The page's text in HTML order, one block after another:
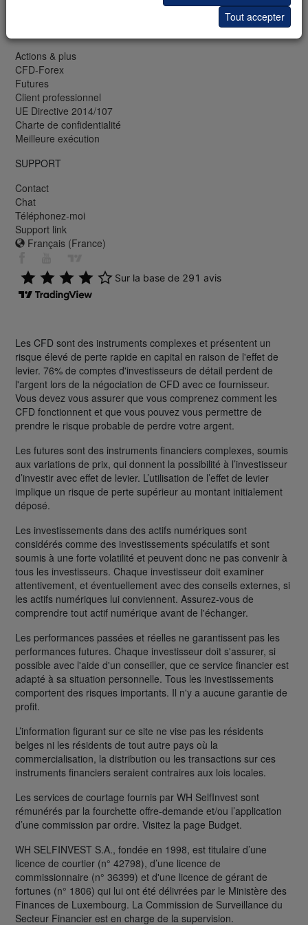
Tout accepter
Actions & plus
CFD-Forex
Futures
Client professionnel
UE Directive 2014/107
Charte de confidentialité
Meilleure exécution
SUPPORT
Contact
Chat
Téléphonez-moi
Support link
Français (France)
Les CFD sont des instruments complexes et présentent un
risque élevé de perte rapide en capital en raison de l'effet de
levier. 76% de comptes d'investisseurs de détail perdent de
l'argent lors de la négociation de CFD avec ce fournisseur.
Vous devez vous assurer que vous comprenez comment les
CFD fonctionnent et que vous pouvez vous permettre de
prendre le risque probable de perdre votre argent.
Les futures sont des instruments financiers complexes, soumis
aux variations de prix, qui donnent la possibilité à l’investisseur
d’investir avec effet de levier. L’utilisation de l’effet de levier
implique un risque de perte supérieur au montant initialement
déposé.
Les investissements dans des actifs numériques sont
considérés comme des investissements spéculatifs et sont
soumis à une forte volatilité et peuvent donc ne pas convenir à
tous les investisseurs. Chaque investisseur doit examiner
attentivement, et éventuellement avec des conseils externes, si
les actifs numériques lui conviennent. Assurez-vous de
comprendre tout actif numérique avant de l'échanger.
Les performances passées et réelles ne garantissent pas les
performances futures. Chaque investisseur doit s'assurer, si
possible avec l'aide d'un conseiller, que ce service financier est
adapté à sa situation personnelle. Tous les investissements
comportent des risques importants. Il n'y a aucune garantie de
profit.
L’information figurant sur ce site ne vise pas les résidents
belges ni les résidents de tout autre pays où la
commercialisation, la distribution ou les transactions sur ces
instruments financiers seraient contraires aux lois locales.
Les services de courtage fournis par WH SelfInvest sont
rémunérés par la fourchette offre-demande et/ou l’application
d’une commission par ordre. Visitez la page Budget.
WH SELFINVEST S.A., fondée en 1998, est titulaire d’une
licence de courtier (n° 42798), d’une licence de
commissionnaire (n° 36399) et d'une licence de gérant de
fortunes (n° 1806) qui lui ont été délivrées par le Ministère des
Finances de Luxembourg. La Commission de Surveillance du
Secteur Financier est en charge de la supervision.